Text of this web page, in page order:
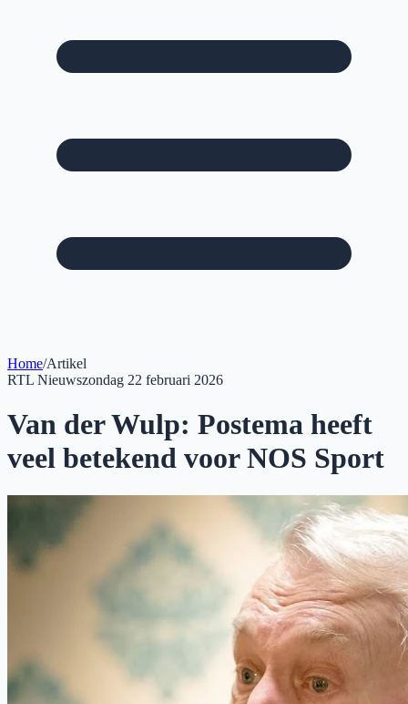
Home/Artikel
RTL Nieuwszondag 22 februari 2026
Van der Wulp: Postema heeft
veel betekend voor NOS Sport